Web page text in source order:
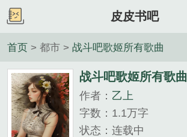
皮皮书吧
首页 > 都市 > 战斗吧歌姬所有歌曲
战斗吧歌姬所有歌曲
作者： 乙上
字数：1.1万字
状态：连载中